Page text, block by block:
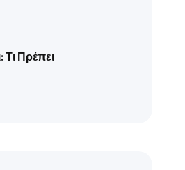
Τι Πρέπει